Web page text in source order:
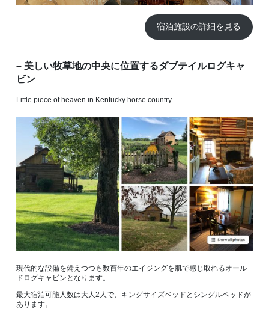
宿泊施設の詳細を見る
– 美しい牧草地の中央に位置するダブテイルログキャ
ビン
Little piece of heaven in Kentucky horse country
現代的な設備を備えつつも数百年のエイジングを肌で感じ取れるオール
ドログキャビンとなります。
最大宿泊可能人数は大人2人で、キングサイズベッドとシングルベッドが
あります。